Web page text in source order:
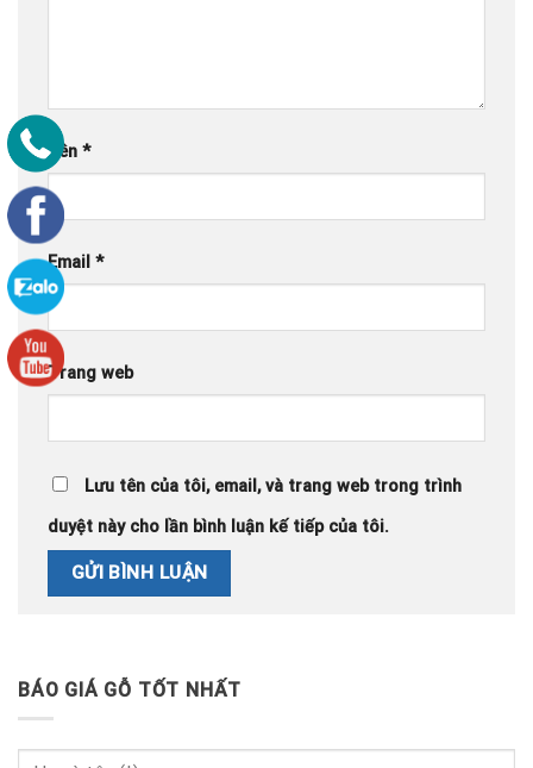
Tên *
Email *
Trang web
Lưu tên của tôi, email, và trang web trong trình
duyệt này cho lần bình luận kế tiếp của tôi.
BÁO GIÁ GỖ TỐT NHẤT